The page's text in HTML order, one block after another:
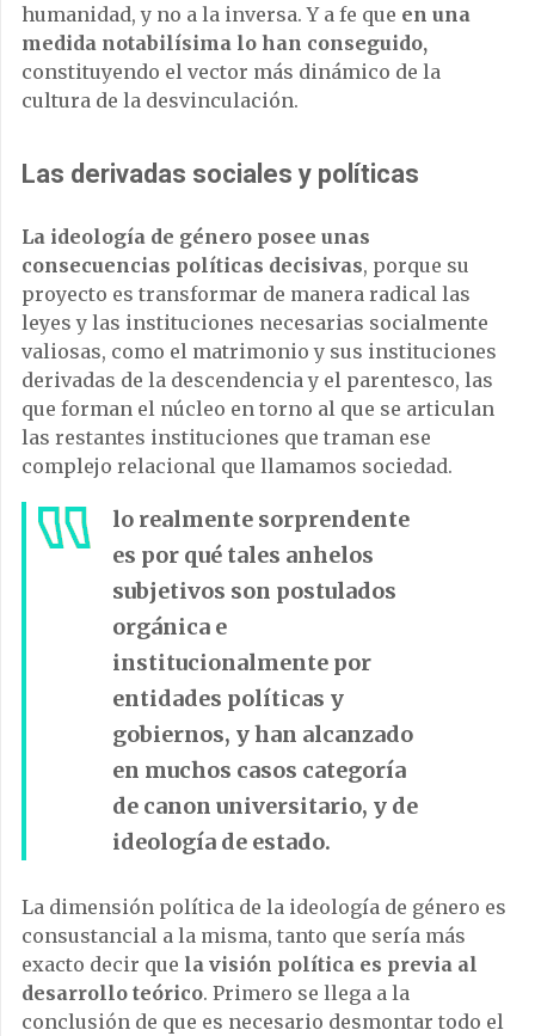
humanidad, y no a la inversa. Y a fe que en una
medida notabilísima lo han conseguido,
constituyendo el vector más dinámico de la
cultura de la desvinculación.
Las derivadas sociales y políticas
La ideología de género posee unas
consecuencias políticas decisivas, porque su
proyecto es transformar de manera radical las
leyes y las instituciones necesarias socialmente
valiosas, como el matrimonio y sus instituciones
derivadas de la descendencia y el parentesco, las
que forman el núcleo en torno al que se articulan
las restantes instituciones que traman ese
complejo relacional que llamamos sociedad.
lo realmente sorprendente
es por qué tales anhelos
subjetivos son postulados
orgánica e
institucionalmente por
entidades políticas y
gobiernos, y han alcanzado
en muchos casos categoría
de canon universitario, y de
ideología de estado.
La dimensión política de la ideología de género es
consustancial a la misma, tanto que sería más
exacto decir que la visión política es previa al
desarrollo teórico. Primero se llega a la
conclusión de que es necesario desmontar todo el